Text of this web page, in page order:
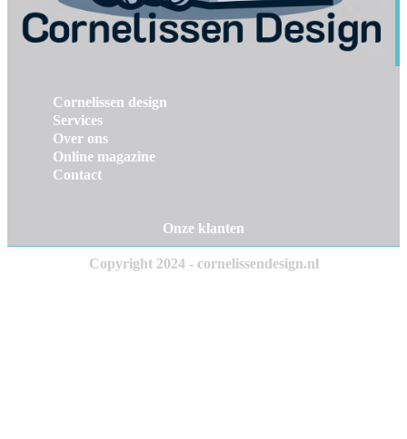
Cornelissen design
Services
Over ons
Online magazine
Contact
Onze klanten
Copyright 2024 - cornelissendesign.nl